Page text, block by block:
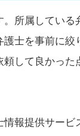
所属している
士を事前に絞
頼して良かった
情報提供サービ